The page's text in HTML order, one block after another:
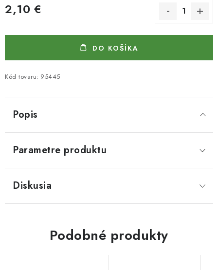
2,10 €
DO KOŠÍKA
Kód tovaru: 95445
Popis
Parametre produktu
Diskusia
Podobné produkty